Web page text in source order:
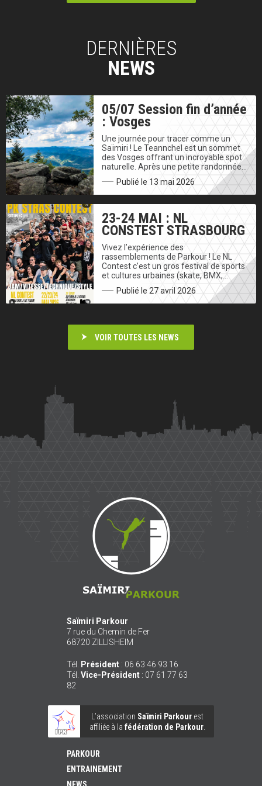
DERNIÈRES
NEWS
05/07 Session fin d’année
: Vosges
Une journée pour tracer comme un
Saïmiri ! Le Teannchel est un sommet
des Vosges offrant un incroyable spot
naturelle. Après une petite randonnée…
Publié le 13 mai 2026
23-24 MAI : NL
CONSTEST STRASBOURG
Vivez l’expérience des
rassemblements de Parkour ! Le NL
Contest c’est un gros festival de sports
et cultures urbaines (skate, BMX,…
Publié le 27 avril 2026
VOIR TOUTES LES NEWS
Saïmiri
Parkour
Saïmiri Parkour
7 rue du Chemin de Fer
68720 ZILLISHEIM
Tél. Président : 06 63 46 93 16
Tél. Vice-Président : 07 61 77 63
82
L’association Saïmiri Parkourest
affiliée à la fédération de Parkour.
PARKOUR
ENTRAINEMENT